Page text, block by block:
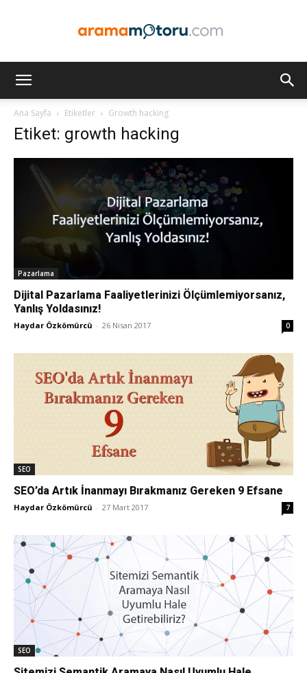
Optimizasyonu
–
ASO,
Tasarım,
Ana Sayfa Etiketler Growth hacking
Etiket: growth hacking
Pazarlama
Dijital Pazarlama Faaliyetlerinizi Ölçümlemiyorsanız,
Yanlış Yoldasınız!
Haydar Özkömürcü - 26 Nisan 2017 0
SEO
SEO’da Artık İnanmayı Bırakmanız Gereken 9 Efsane
Haydar Özkömürcü - 27 Mart 2017 7
SEO